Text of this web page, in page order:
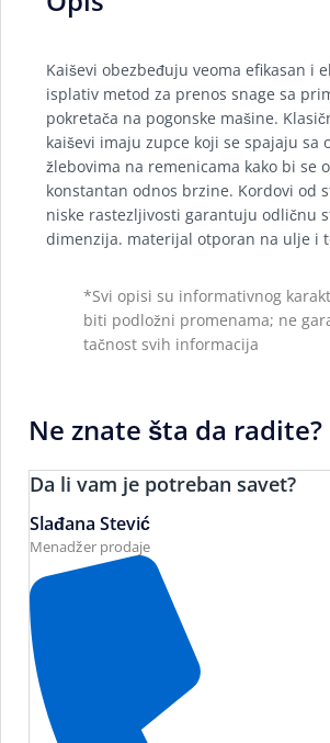
Kaiševi obezbeđuju veoma efikasan i
isplativ metod za prenos snage sa
pokretača na pogonske mašine.
kaiševi imaju zupce koji se spajaju sa
žlebovima na remenicama kako bi se
konstantan odnos brzine. Kordovi od
niske rastezljivosti garantuju odličnu
dimenzija. materijal otporan na ulje i
*Svi opisi su informativnog
biti podložni promenama; ne
tačnost svih informacija
Ne znate šta da radite?
Da li vam je potreban savet?
Slađana Stević
Menadžer prodaje